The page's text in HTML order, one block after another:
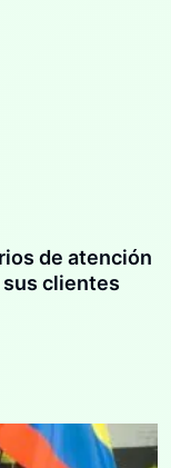
de atención
clientes